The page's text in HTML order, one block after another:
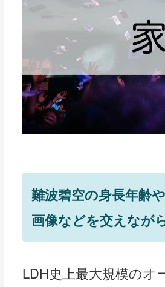
難波碧空の身長年齢
画像などを交えなが
LDH史上最大規模のオ